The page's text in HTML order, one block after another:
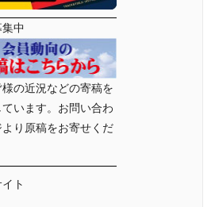
中
の近況などの寄稿を
います。お問い合わ
り原稿をお寄せくだ
ト